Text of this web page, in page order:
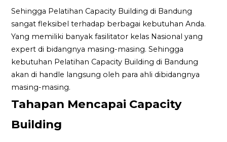
Sehingga Pelatihan Capacity Building di Bandung
sangat fleksibel terhadap berbagai kebutuhan Anda.
Yang memiliki banyak fasilitator kelas Nasional yang
expert di bidangnya masing-masing. Sehingga
kebutuhan Pelatihan Capacity Building di Bandung
akan di handle langsung oleh para ahli dibidangnya
masing-masing.
Tahapan Mencapai Capacity
Building